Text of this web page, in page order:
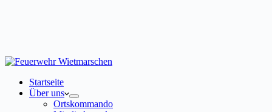
Startseite
Über uns
Ortskommando